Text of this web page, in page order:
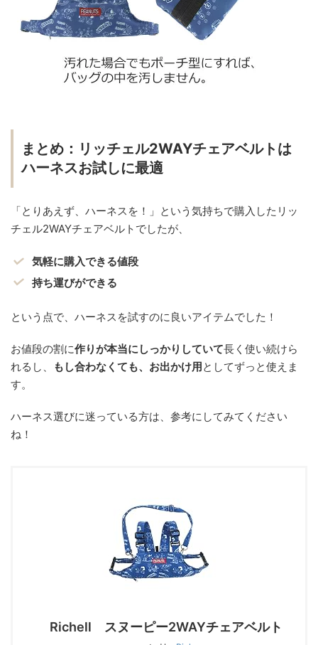
まとめ：リッチェル2WAYチェアベルトは
ハーネスお試しに最適
「とりあえず、ハーネスを！」という気持ちで購入したリッ
チェル2WAYチェアベルトでしたが、
気軽に購入できる値段
持ち運びができる
という点で、ハーネスを試すのに良いアイテムでした！
お値段の割に作りが本当にしっかりしていて長く使い続けら
れるし、
もし合わなくても、お出かけ用 としてずっと使えま
す。
ハーネス選びに迷っている方は、参考にしてみてください
ね！
Richell スヌーピー2WAYチェアベルト